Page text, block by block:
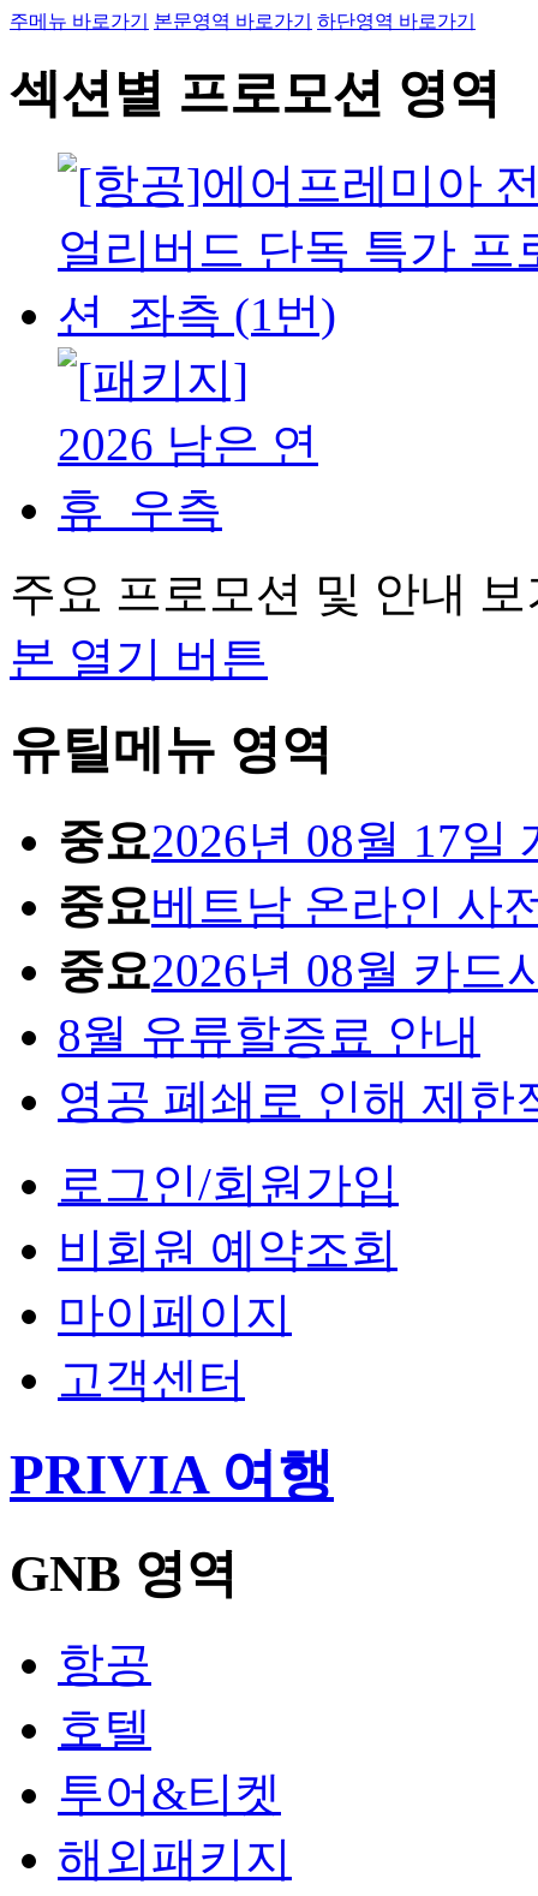
주메뉴 바로가기 본문영역 바로가기 하단영역 바로가기
섹션별 프로모션 영역
주요 프로모션 및 안내 보
본 열기 버튼
유틸메뉴 영역
중요2026년 08월 17일
중요베트남 온라인 사
중요2026년 08월 카드
8월 유류할증료 안내
영공 폐쇄로 인해 제한
로그인/회원가입
비회원 예약조회
마이페이지
고객센터
PRIVIA 여행
GNB 영역
항공
호텔
투어&티켓
해외패키지